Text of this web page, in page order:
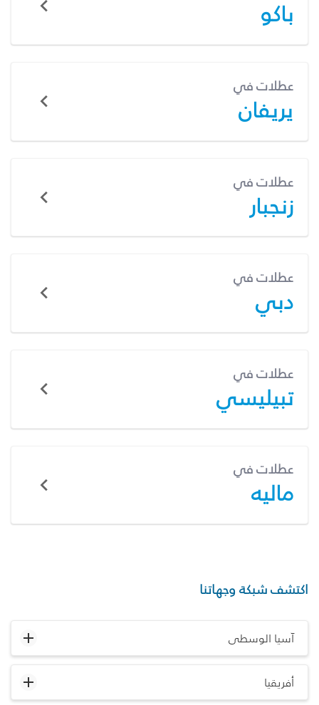
باكو
عطلات في
يريفان
عطلات في
زنجبار
عطلات في
دبي
عطلات في
تبيليسي
عطلات في
ماليه
اكتشف شبكة وجهاتنا
آسيا الوسطى
أفريقيا